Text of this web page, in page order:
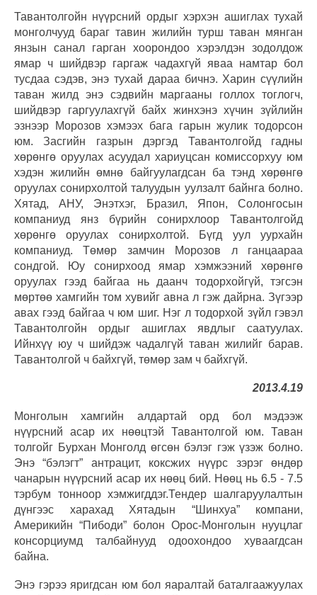
Тавантолгойн нүүрсний ордыг хэрхэн ашиглах тухай
монголчууд бараг тавин жилийн турш таван мянган
янзын санал гарган хоорондоо хэрэлдэн зодолдож
ямар ч шийдвэр гаргаж чадахгүй яваа намтар бол
тусдаа сэдэв, энэ тухай дараа бичнэ. Харин сүүлийн
таван жилд энэ сэдвийн маргааны голлох тоглогч,
шийдвэр гаргуулахгүй байх жинхэнэ хүчин зүйлийн
эзнээр Морозов хэмээх бага гарын жулик тодорсон
юм. Засгийн газрын дэргэд Тавантолгойд гадны
хөрөнгө оруулах асуудал хариуцсан комиссорхуу юм
хэдэн жилийн өмнө байгуулагдсан ба тэнд хөрөнгө
оруулах сонирхолтой талуудын уулзалт байнга болно.
Хятад, АНУ, Энэтхэг, Бразил, Япон, Солонгосын
компаниуд янз бүрийн сонирхлоор Тавантолгойд
хөрөнгө оруулах сонирхолтой. Бүгд уул уурхайн
компаниуд. Төмөр замчин Морозов л ганцаараа
сондгой. Юу сонирхоод ямар хэмжээний хөрөнгө
оруулах гээд байгаа нь даанч тодорхойгүй, тэгсэн
мөртөө хамгийн том хувийг авна л гэж дайрна. Зүгээр
авах гээд байгаа ч юм шиг. Нэг л тодорхой зүйл гэвэл
Тавантолгойн ордыг ашиглах явдлыг саатуулах.
Ийнхүү юу ч шийдэж чадалгүй таван жилийг барав.
Тавантолгой ч байхгүй, төмөр зам ч байхгүй.
2013.4.19
Монголын хамгийн алдартай орд бол мэдээж
нүүрсний асар их нөөцтэй Тавантолгой юм. Таван
толгойг Бурхан Монголд өгсөн бэлэг гэж үзэж болно.
Энэ “бэлэгт” антрацит, коксжих нүүрс зэрэг өндөр
чанарын нүүрсний асар их нөөц бий. Нөөц нь 6.5 - 7.5
тэрбум тонноор хэмжигддэг.Тендер шалгаруулалтын
дүнгээс харахад Хятадын “Шинхуа” компани,
Америкийн “Пибоди” болон Орос-Монголын нууцлаг
консорциумд талбайнууд одоохондоо хуваагдсан
байна.
Энэ гэрээ яригдсан юм бол яаралтай баталгаажуулах